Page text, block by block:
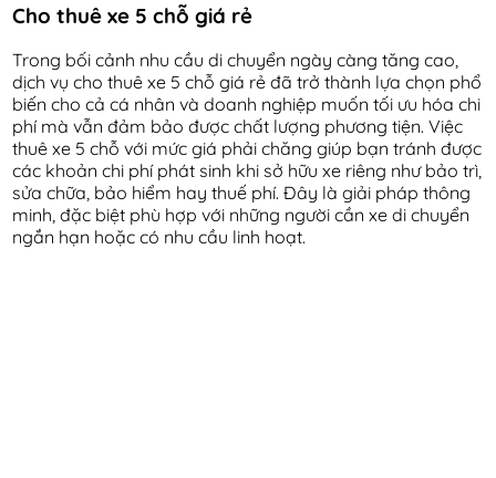
Cho thuê xe 5 chỗ giá rẻ
Trong bối cảnh nhu cầu di chuyển ngày càng tăng cao,
dịch vụ cho thuê xe 5 chỗ giá rẻ đã trở thành lựa chọn phổ
biến cho cả cá nhân và doanh nghiệp muốn tối ưu hóa chi
phí mà vẫn đảm bảo được chất lượng phương tiện. Việc
thuê xe 5 chỗ với mức giá phải chăng giúp bạn tránh được
các khoản chi phí phát sinh khi sở hữu xe riêng như bảo trì,
sửa chữa, bảo hiểm hay thuế phí. Đây là giải pháp thông
minh, đặc biệt phù hợp với những người cần xe di chuyển
ngắn hạn hoặc có nhu cầu linh hoạt.